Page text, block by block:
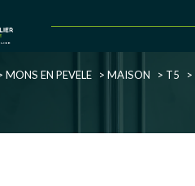
MONS EN PEVELE MAISON T5